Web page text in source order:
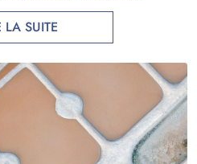
d’action et répond à des
Chez Guérande
de […]
LA SUITE